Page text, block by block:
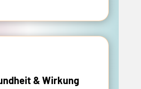
& Wirkung